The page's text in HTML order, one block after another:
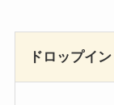
ドロップイン